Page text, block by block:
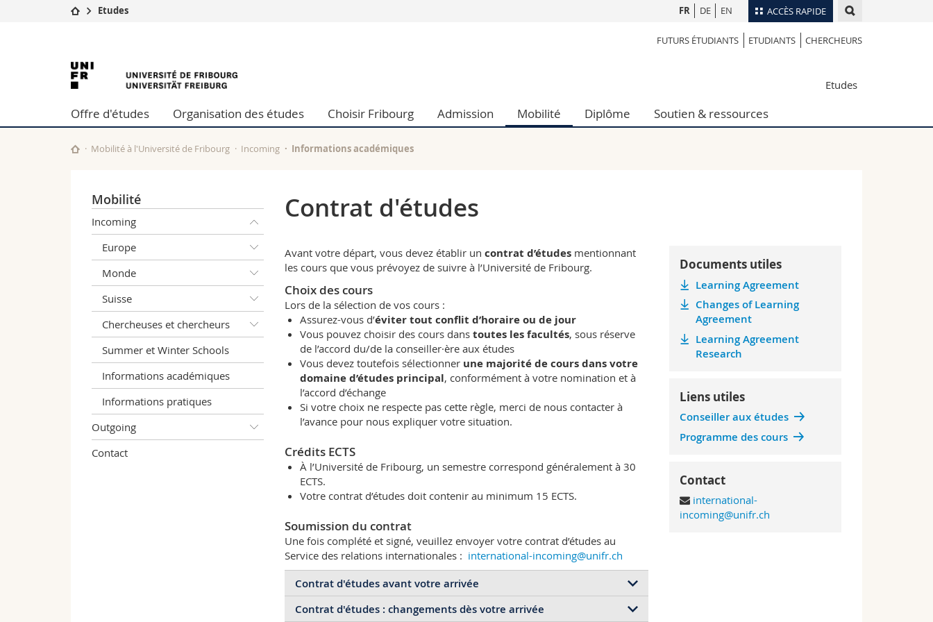
ACCÈS RAPIDE
Etudes
Campus
Université
Formation continue
Lettres et sciences humaines
Sciences de l'éducation et de la formation
Sciences et médecine
Interfacultaire
Chercheurs
Collaborateurs
Annuaire du personnel
Webmail
Programme des cours
FR DE EN
Etudes
FUTURS ÉTUDIANTS ETUDIANTS CHERCHEURS
Université
de
Fribourg
Etudes
Offre d'études Organisation des études Choisir Fribourg Admission Mobilité Diplôme Soutien & ressources
Mobilité à l'Université de Fribourg Incoming Informations académiques
Mobilité
Incoming
Europe
Monde
Suisse
Chercheuses et chercheurs
Summer et Winter Schools
Informations académiques
Informations pratiques
Outgoing
Contact
Contrat d'études
Avant votre départ, vous devez établir un contrat d’étudesmentionnant
les cours que vous prévoyez de suivre à l’Université de Fribourg.
Choix des cours
Lors de la sélection de vos cours :
Assurez-vous d’éviter tout conflit d’horaire ou de jour
Vous pouvez choisir des cours dans toutes les facultés, sous réserve
de l’accord du/de la conseiller·ère aux études
Vous devez toutefois sélectionner une majorité de cours dans votre
domaine d’études principal, conformément à votre nomination et à
l’accord d’échange
Si votre choix ne respecte pas cette règle, merci de nous contacter à
l’avance pour nous expliquer votre situation.
Crédits ECTS
À l’Université de Fribourg, un semestre correspond généralement à 30
ECTS.
Votre contrat d’études doit contenir au minimum 15 ECTS.
Soumission du contrat
Une fois complété et signé, veuillez envoyer votre contrat d’études au
Service des relations internationales : international-incoming@unifr.ch
Contrat d'études avant votre arrivée
Avant votre arrivée à Fribourg, veuillez vous assurer que votre
contrat
Contrat d'études : changements dès votre arrivée
Documents utiles
Learning Agreement
Changes of Learning
Agreement
Learning Agreement
Research
Liens utiles
Conseiller aux études
Programme des cours
Contact
international-
incoming@unifr.ch